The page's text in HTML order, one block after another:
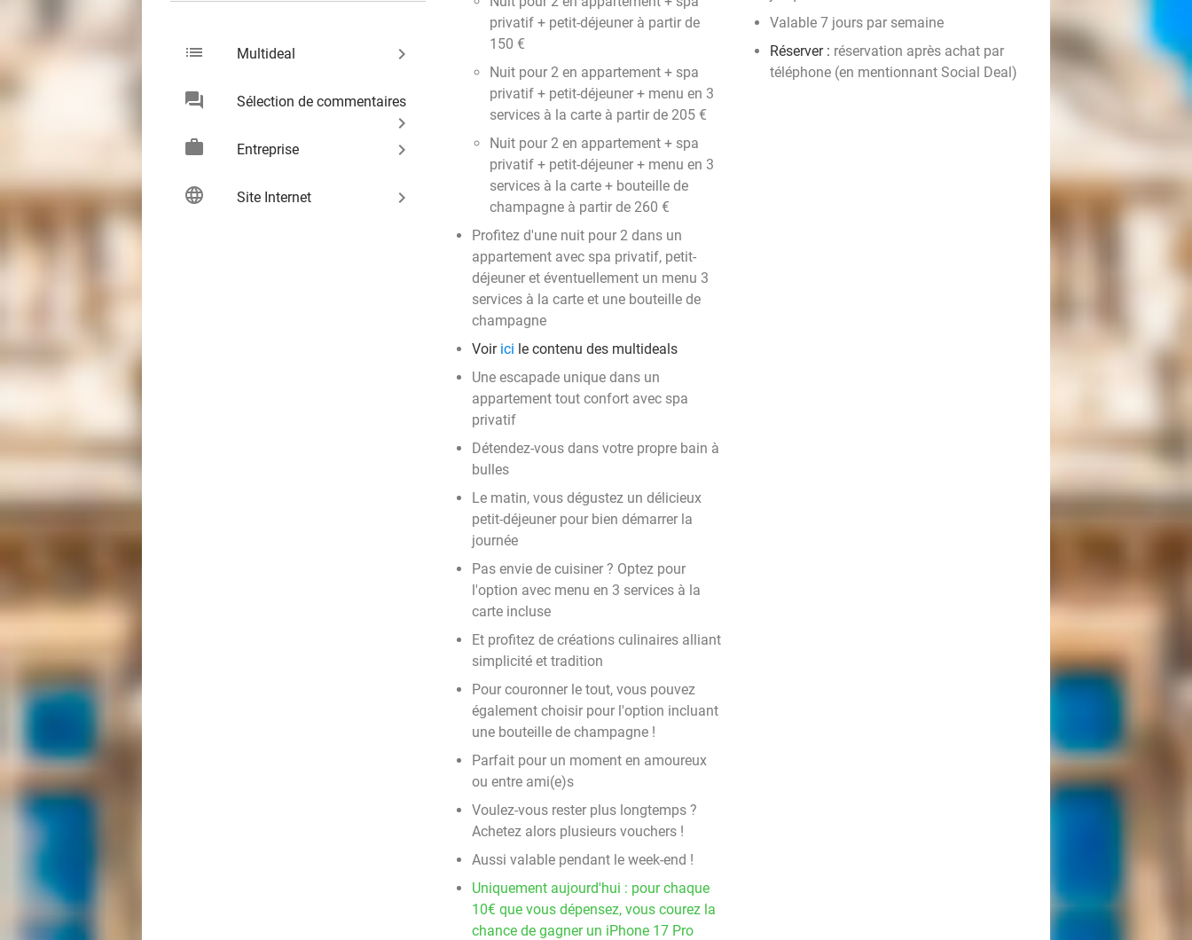
list Multideal keyboard_arrow_right
chat Sélection de commentaires
keyboard_arrow_right
work
Entreprise keyboard_arrow_right
language Site Internet keyboard_arrow_right
privatif + petit-déjeuner à partir de
150 €
​Nuit pour 2 en appartement + spa
privatif + petit-déjeuner + menu en 3
services à la carte à partir de 205 €
​Nuit pour 2 en appartement + spa
privatif + petit-déjeuner + menu en 3
services à la carte + bouteille de
champagne à partir de 260 €
Profitez d'une nuit pour 2 dans un
appartement avec spa privatif, petit-
déjeuner et éventuellement un menu 3
services à la carte et une bouteille de
champagne
Voir ici le contenu des multideals
Une escapade unique dans un
appartement tout confort avec spa
privatif
Détendez-vous dans votre propre bain à
bulles
Le matin, vous dégustez un délicieux
petit-déjeuner pour bien démarrer la
journée
Pas envie de cuisiner ? Optez pour
l'option avec menu en 3 services à la
carte incluse
Et profitez de créations culinaires alliant
simplicité et tradition
Pour couronner le tout, vous pouvez
également choisir pour l'option incluant
une bouteille de champagne !
Parfait pour un moment en amoureux
ou entre ami(e)s
Voulez-vous rester plus longtemps ?
Achetez alors plusieurs vouchers !
Aussi valable pendant le week-end !
Uniquement aujourd'hui : pour chaque
10€ que vous dépensez, vous courez la
chance de gagner un iPhone 17 Pro
Valable 7 jours par semaine
Réserver : réservation ​après achat par
téléphone (en mentionnant Social Deal)